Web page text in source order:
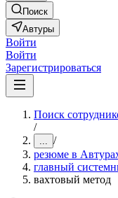
Поиск
Автуры
Войти
Войти
Зарегистрироваться
Поиск
/
... /
резюме в
главный
вахтовый метод